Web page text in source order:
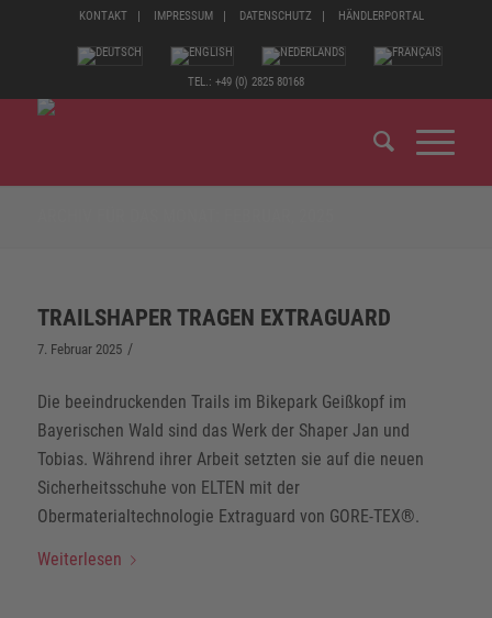
KONTAKT IMPRESSUM DATENSCHUTZ HÄNDLERPORTAL
TEL.: +49 (0) 2825 80168
TRAILSHAPER TRAGEN EXTRAGUARD
7. Februar 2025 /
Die beeindruckenden Trails im Bikepark Geißkopf im
Bayerischen Wald sind das Werk der Shaper Jan und
Tobias. Während ihrer Arbeit setzten sie auf die neuen
Sicherheitsschuhe von ELTEN mit der
Obermaterialtechnologie Extraguard von GORE-TEX®.
Weiterlesen